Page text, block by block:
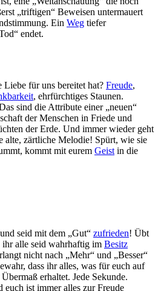
„triftigen“ Beweisen untermauert
Ein Weg tiefer
endet.
Liebe für uns bereitet hat? Freude,
, ehrfürchtiges Staunen.
sind die Attribute einer „neuen“
der Menschen in Friede und
der Erde. Und immer wieder geht
alte, zärtliche Melodie! Spürt, wie sie
kommt mit eurem Geist in die
seid mit dem „Gut“ zufrieden! Übt
alle seid wahrhaftig im Besitz
nicht nach „Mehr“ und „Besser“
dass ihr alles, was für euch auf
erhaltet. Jede Sekunde.
euch ist immer alles zur Freude